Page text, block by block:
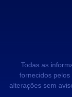
Todas as
fornecidos
alterações sem